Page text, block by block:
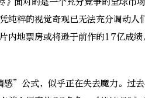
纯粹的视觉奇观已无法充分调动人
内地票房或将逊于前作的17亿成
公式，似乎正在失去魔力。过去